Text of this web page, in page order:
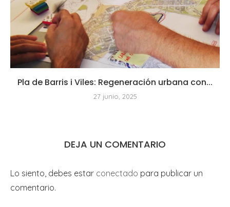
Pla de Barris i Viles: Regeneración urbana con...
27 junio, 2025
DEJA UN COMENTARIO
Lo siento, debes estar conectado para publicar un
comentario.